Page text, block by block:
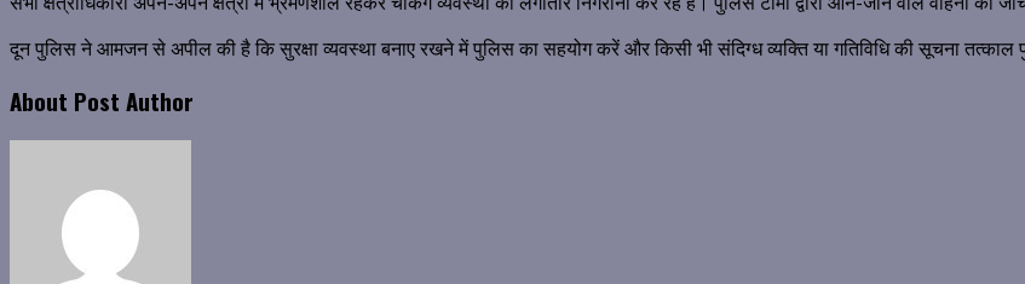
दून पुलिस ने आमजन से अपील की है कि सुरक्षा व्यवस्था बनाए रखने में पुलिस का सहयोग करें और किसी भी संदिग्ध व्यक्ति या गतिविधि की सूचना तत्काल
About Post Author